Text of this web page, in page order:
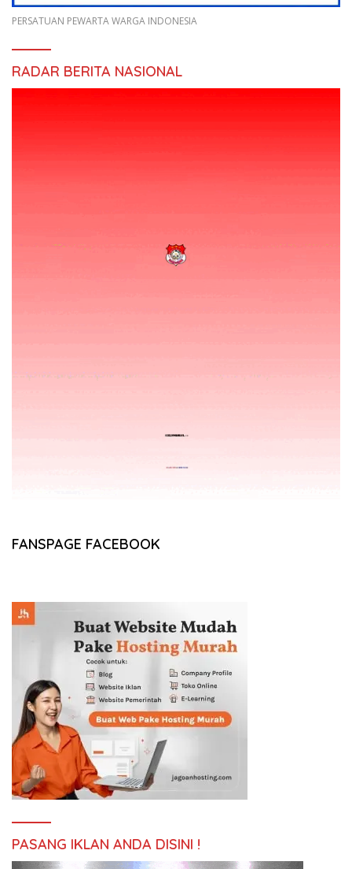
PERSATUAN PEWARTA WARGA INDONESIA
RADAR BERITA NASIONAL
FANSPAGE FACEBOOK
PASANG IKLAN ANDA DISINI !